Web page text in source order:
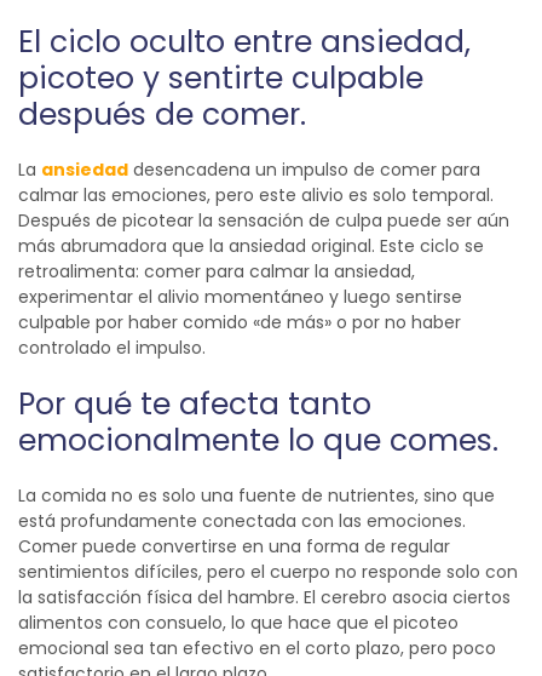
El ciclo oculto entre ansiedad,
picoteo y sentirte culpable
después de comer.
La ansiedad desencadena un impulso de comer para
calmar las emociones, pero este alivio es solo temporal.
Después de picotear la sensación de culpa puede ser aún
más abrumadora que la ansiedad original. Este ciclo se
retroalimenta: comer para calmar la ansiedad,
experimentar el alivio momentáneo y luego sentirse
culpable por haber comido «de más» o por no haber
controlado el impulso.
Por qué te afecta tanto
emocionalmente lo que comes.
La comida no es solo una fuente de nutrientes, sino que
está profundamente conectada con las emociones.
Comer puede convertirse en una forma de regular
sentimientos difíciles, pero el cuerpo no responde solo con
la satisfacción física del hambre. El cerebro asocia ciertos
alimentos con consuelo, lo que hace que el picoteo
emocional sea tan efectivo en el corto plazo, pero poco